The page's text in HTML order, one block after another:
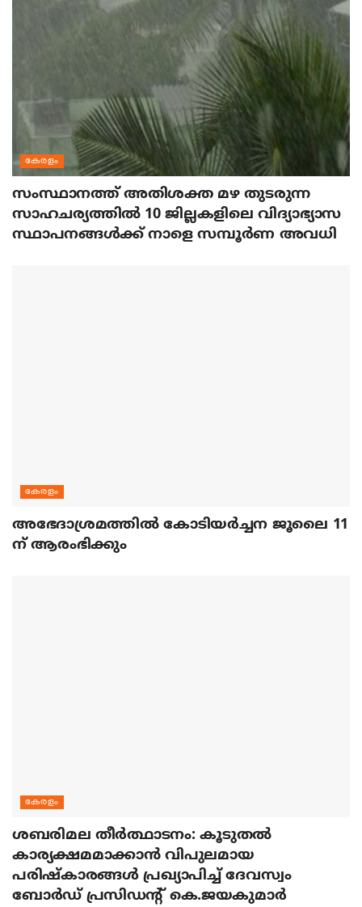
കേരളം
സംസ്ഥാനത്ത് അതിശക്ത മഴ തുടരുന്ന
സാഹചര്യത്തിൽ 10 ജില്ലകളിലെ വിദ്യാഭ്യാസ
സ്ഥാപനങ്ങൾക്ക് നാളെ സമ്പൂർണ അവധി
കേരളം
അഭേദാശ്രമത്തില്‍ കോടിയര്‍ച്ചന ജൂലൈ 11
ന് ആരംഭിക്കും
കേരളം
ശബരിമല തീര്‍ത്ഥാടനം: കൂടുതല്‍
കാര്യക്ഷമമാക്കാന്‍ വിപുലമായ
പരിഷ്‌കാരങ്ങള്‍ പ്രഖ്യാപിച്ച് ദേവസ്വം
ബോര്‍ഡ് പ്രസിഡന്റ് കെ.ജയകുമാര്‍